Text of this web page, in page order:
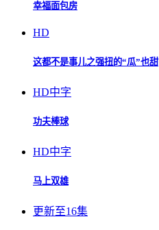
幸福面包房
HD
这都不是事儿之强扭的“瓜”也甜
HD中字
功夫棒球
HD中字
马上双雄
更新至16集